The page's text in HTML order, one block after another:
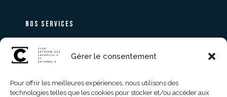
Gérer le consentement
Pour offrir les meilleures expériences, nous utilisons des
technologies telles que les cookies pour stocker et/ou accéder aux
Nos services
Pour les professionnels
CONTACT